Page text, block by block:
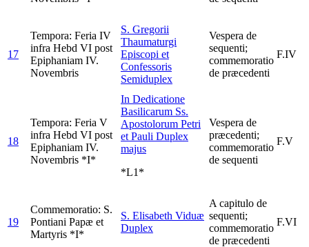
17
Tempora: Feria IV
infra Hebd VI post
Epiphaniam IV.
Novembris
S. Gregorii
Thaumaturgi
Episcopi et
Confessoris
Semiduplex
Vespera de
sequenti;
commemoratio
de præcedenti
F.IV
18
Tempora: Feria V
infra Hebd VI post
Epiphaniam IV.
Novembris *I*
In Dedicatione
Basilicarum Ss.
Apostolorum Petri
et Pauli Duplex
majus
*L1*
Vespera de
præcedenti;
commemoratio
de sequenti
F.V
19
Commemoratio: S.
Pontiani Papæ et
Martyris *I*
S. Elisabeth Viduæ
Duplex
A capitulo de
sequenti;
commemoratio
de præcedenti
F.VI